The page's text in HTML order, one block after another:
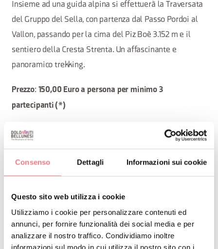
Consenso Dettagli Informazioni sui cookie
Questo sito web utilizza i cookie
Utilizziamo i cookie per personalizzare contenuti ed
annunci, per fornire funzionalità dei social media e per
analizzare il nostro traffico. Condividiamo inoltre
informazioni sul modo in cui utilizza il nostro sito con i
Insieme ad una guida alpina si effettuerà la Traversata
del Gruppo del Sella, con partenza dal Passo Pordoi al
Vallon, passando per la cima del Piz Boè 3.152 m e il
sentiero della Cresta Strenta. Un affascinante e
panoramico trekking.
Prezzo: 150,00 Euro a persona per minimo 3
partecipanti (*)
Partenza: Passo Podoi
raggiungimento del numero minimo di 03 partecipanti.
Con un numero inferiore di persone lo
svolgimento dell'esperienza può essere comunque
garantito a fronte di un aumento dei costi.